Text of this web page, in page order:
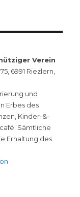
Verein
6991 Riezlern,
und
Erbes des
Kinder-&-
Sämtliche
Erhaltung des